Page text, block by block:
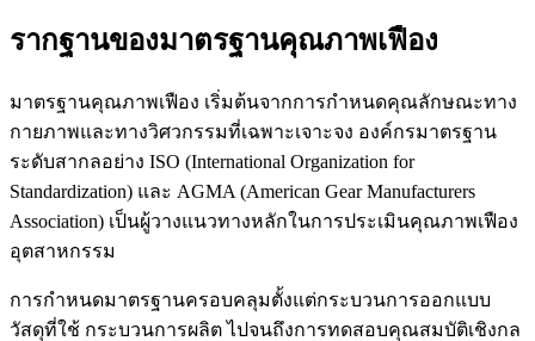
รากฐานของมาตรฐานคุณภาพเฟือง
มาตรฐานคุณภาพเฟือง เริ่มต้นจากการกำหนดคุณลักษณะทาง
กายภาพและทางวิศวกรรมที่เฉพาะเจาะจง องค์กรมาตรฐาน
ระดับสากลอย่าง ISO (International Organization for
Standardization) และ AGMA (American Gear Manufacturers
Association) เป็นผู้วางแนวทางหลักในการประเมินคุณภาพเฟือง
อุตสาหกรรม
การกำหนดมาตรฐานครอบคลุมตั้งแต่กระบวนการออกแบบ
วัสดุที่ใช้ กระบวนการผลิต ไปจนถึงการทดสอบคุณสมบัติเชิงกล